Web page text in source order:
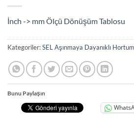
İnch -> mm Ölçü Dönüşüm Tablosu
Kategoriler:SEL Aşınmaya Dayanıklı
Bunu Paylaşın